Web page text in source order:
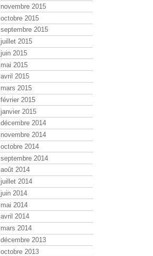
novembre 2015
octobre 2015
septembre 2015
juillet 2015
juin 2015
mai 2015
avril 2015
mars 2015
février 2015
janvier 2015
décembre 2014
novembre 2014
octobre 2014
septembre 2014
août 2014
juillet 2014
juin 2014
mai 2014
avril 2014
mars 2014
décembre 2013
octobre 2013